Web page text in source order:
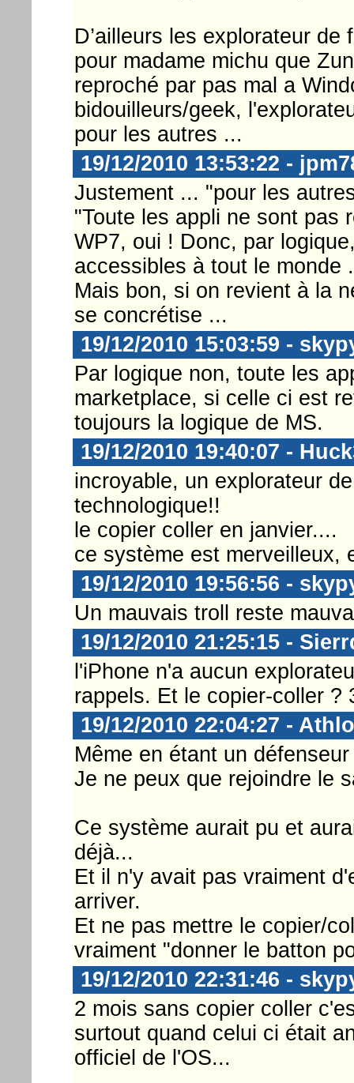
D’ailleurs les explorateur
pour madame michu que
reproché par pas mal a
bidouilleurs/geek,
pour les autres ...
19/12/2010 13:53:22 -
Justement ... "pour les
"Toute les appli ne sont pas
WP7, oui ! Donc, par
accessibles à tout le monde
Mais bon, si on revient à la
se concrétise ...
19/12/2010 15:03:59 -
Par logique non, toute les
marketplace, si celle ci est
toujours la logique de MS.
19/12/2010 19:40:07 -
incroyable, un explorateur
technologique!!
le copier coller en janvier....
ce système est merveilleux,
19/12/2010 19:56:56 -
Un mauvais troll reste
19/12/2010 21:25:15 -
l'iPhone n'a aucun
rappels. Et le copier-coller
19/12/2010 22:04:27 -
Même en étant un
Je ne peux que rejoindre le
Ce système aurait pu et
déjà...
Et il n'y avait pas vraiment
arriver.
Et ne pas mettre le copier/
vraiment "donner le batton
19/12/2010 22:31:46 -
2 mois sans copier coller
surtout quand celui ci était
officiel de l'OS...